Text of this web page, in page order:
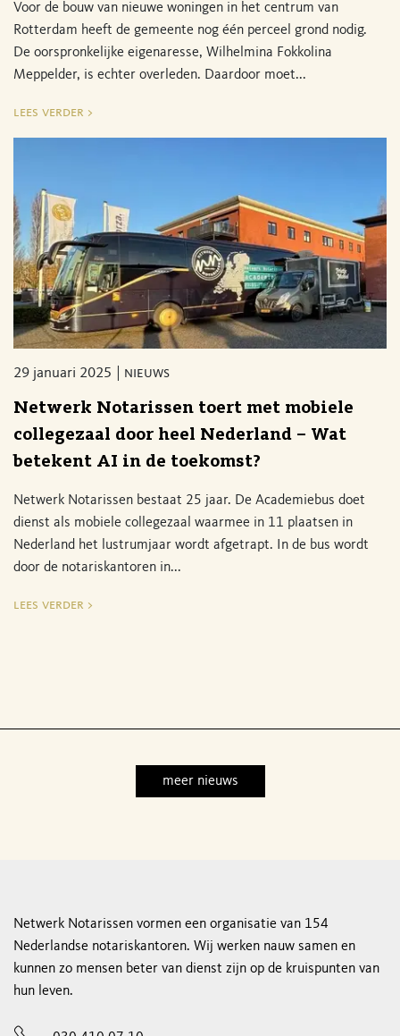
Voor de bouw van nieuwe woningen in het centrum van
Rotterdam heeft de gemeente nog één perceel grond nodig.
De oorspronkelijke eigenaresse, Wilhelmina Fokkolina
Meppelder, is echter overleden. Daardoor moet...
lees verder >
29 januari 2025 nieuws
Netwerk Notarissen toert met mobiele
collegezaal door heel Nederland – Wat
betekent AI in de toekomst?
Netwerk Notarissen bestaat 25 jaar. De Academiebus doet
dienst als mobiele collegezaal waarmee in 11 plaatsen in
Nederland het lustrumjaar wordt afgetrapt. In de bus wordt
door de notariskantoren in...
lees verder >
meer nieuws
Netwerk Notarissen vormen een organisatie van 154
Nederlandse notariskantoren. Wij werken nauw samen en
kunnen zo mensen beter van dienst zijn op de kruispunten van
hun leven.